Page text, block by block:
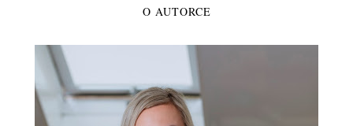
O AUTORCE